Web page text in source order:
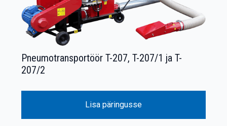
Pneumotransportöör T-207, T-207/1 ja T-
207/2
Lisa päringusse